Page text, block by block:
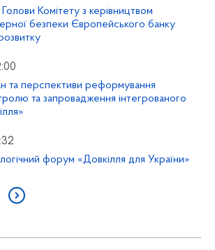
Голови Комітету з керівництвом
безпеки Європейського банку
та перспективи реформування
та запровадження інтегрованого
форум «Довкілля для України»